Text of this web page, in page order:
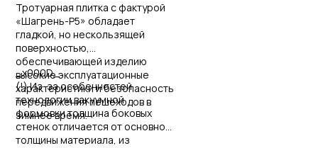
Тротуарная плитка с фактурой
«Шагрень-Р5» обладает
гладкой, но нескользящей
поверхностью,
обеспечивающей изделию
высокие эксплуатационные
характеристики и безопасность
передвижения пешеходов в
зимнее время.
_x000D_
(!) Из-за особенностей
технологии вакуумной
формовки толщина боковых
стенок отличается от основной
толщины материала, из